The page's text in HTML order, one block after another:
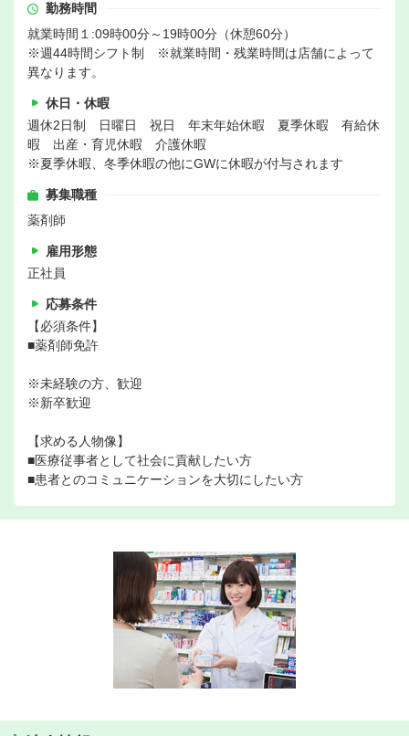
勤務時間
就業時間１:09時00分～19時00分（休憩60分）
※週44時間シフト制 ※就業時間・残業時間は店舗によって
異なります。
休日・休暇
週休2日制 日曜日 祝日 年末年始休暇 夏季休暇 有給休
暇 出産・育児休暇 介護休暇
※夏季休暇、冬季休暇の他にGWに休暇が付与されます
募集職種
薬剤師
雇用形態
正社員
応募条件
【必須条件】
■薬剤師免許
※未経験の方、歓迎
※新卒歓迎
【求める人物像】
■医療従事者として社会に貢献したい方
■患者とのコミュニケーションを大切にしたい方